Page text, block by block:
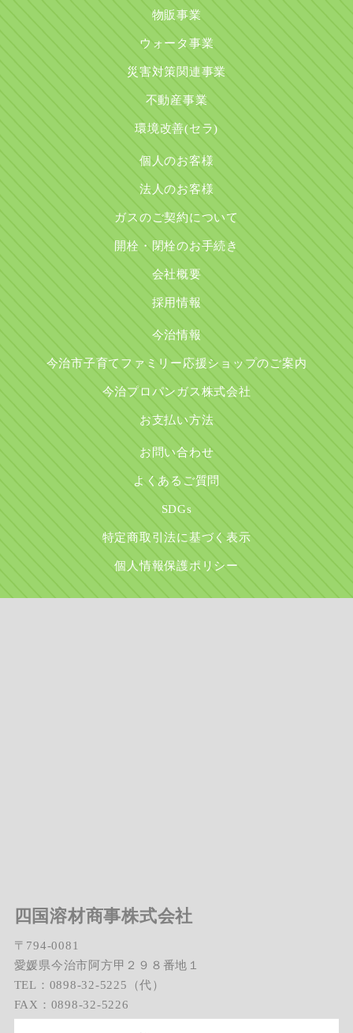
物販事業
ウォータ事業
災害対策関連事業
不動産事業
環境改善(セラ)
個人のお客様
法人のお客様
ガスのご契約について
開栓・閉栓のお手続き
会社概要
採用情報
今治情報
今治市子育てファミリー応援ショップのご案内
今治プロパンガス株式会社
お支払い方法
お問い合わせ
よくあるご質問
SDGs
特定商取引法に基づく表示
個人情報保護ポリシー
四国溶材商事株式会社
〒794-0081
愛媛県今治市阿方甲２９８番地１
TEL：0898-32-5225（代）
FAX：0898-32-5226